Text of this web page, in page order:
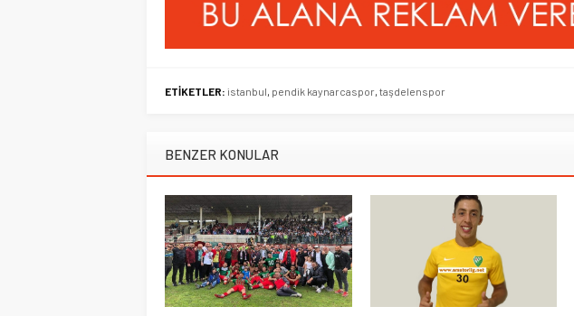
ETİKETLER: istanbul, pendik kaynarcaspor, taşdelenspor
BENZER KONULAR